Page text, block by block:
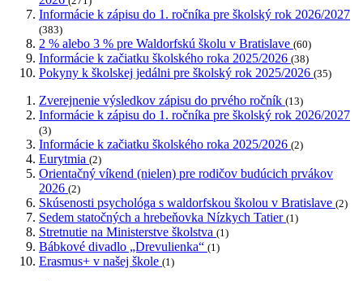
Informácie k zápisu do 1. ročníka pre školský rok 2026/2027
(383)
2 % alebo 3 % pre Waldorfskú školu v Bratislave (60)
Informácie k začiatku školského roka 2025/2026 (38)
Pokyny k školskej jedálni pre školský rok 2025/2026 (35)
Zverejnenie výsledkov zápisu do prvého ročník (13)
Informácie k zápisu do 1. ročníka pre školský rok 2026/2027
(3)
Informácie k začiatku školského roka 2025/2026 (2)
Eurytmia (2)
Orientačný víkend (nielen) pre rodičov budúcich prvákov
2026 (2)
Skúsenosti psychológa s waldorfskou školou v Bratislave (2)
Sedem statočných a hrebeňovka Nízkych Tatier (1)
Stretnutie na Ministerstve školstva (1)
Bábkové divadlo „Drevulienka“ (1)
Erasmus+ v našej škole (1)